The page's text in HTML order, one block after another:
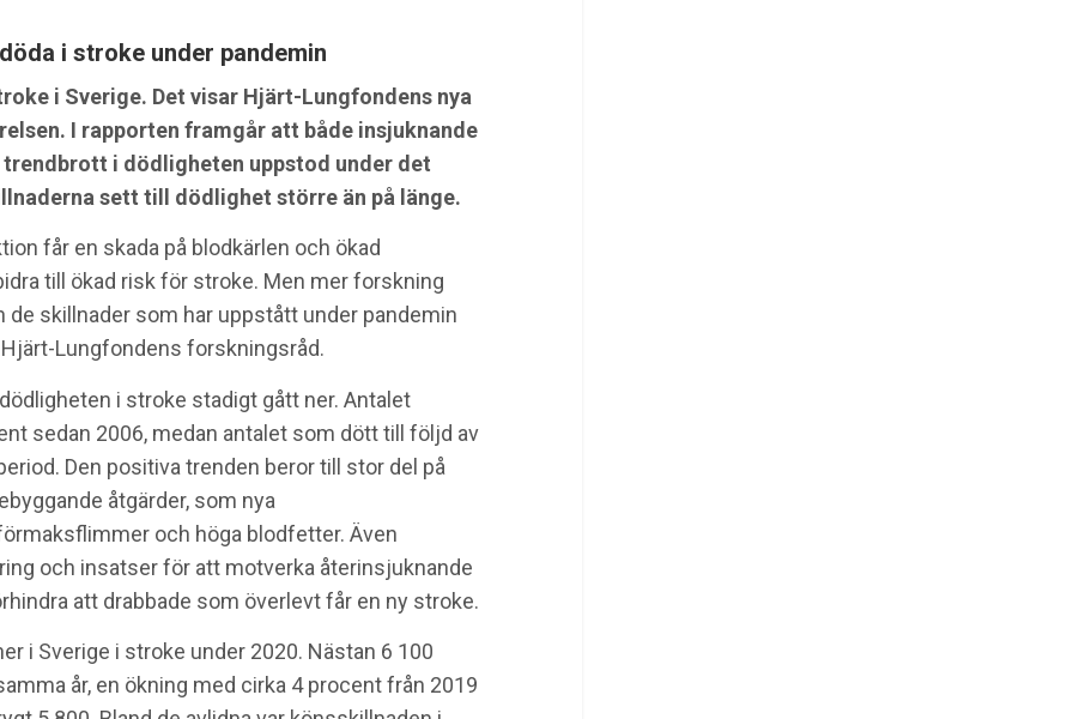
i stroke under pandemin
i Sverige. Det visar Hjärt-Lungfondens nya
I rapporten framgår att både insjuknande
i dödligheten uppstod under det
sett till dödlighet större än på länge.
får en skada på blodkärlen och ökad
till ökad risk för stroke. Men mer forskning
skillnader som har uppstått under pandemin
Lungfondens forskningsråd.
i stroke stadigt gått ner. Antalet
sedan 2006, medan antalet som dött till följd av
Den positiva trenden beror till stor del på
åtgärder, som nya
och höga blodfetter. Även
och insatser för att motverka återinsjuknande
att drabbade som överlevt får en ny stroke.
i Sverige i stroke under 2020. Nästan 6 100
år, en ökning med cirka 4 procent från 2019